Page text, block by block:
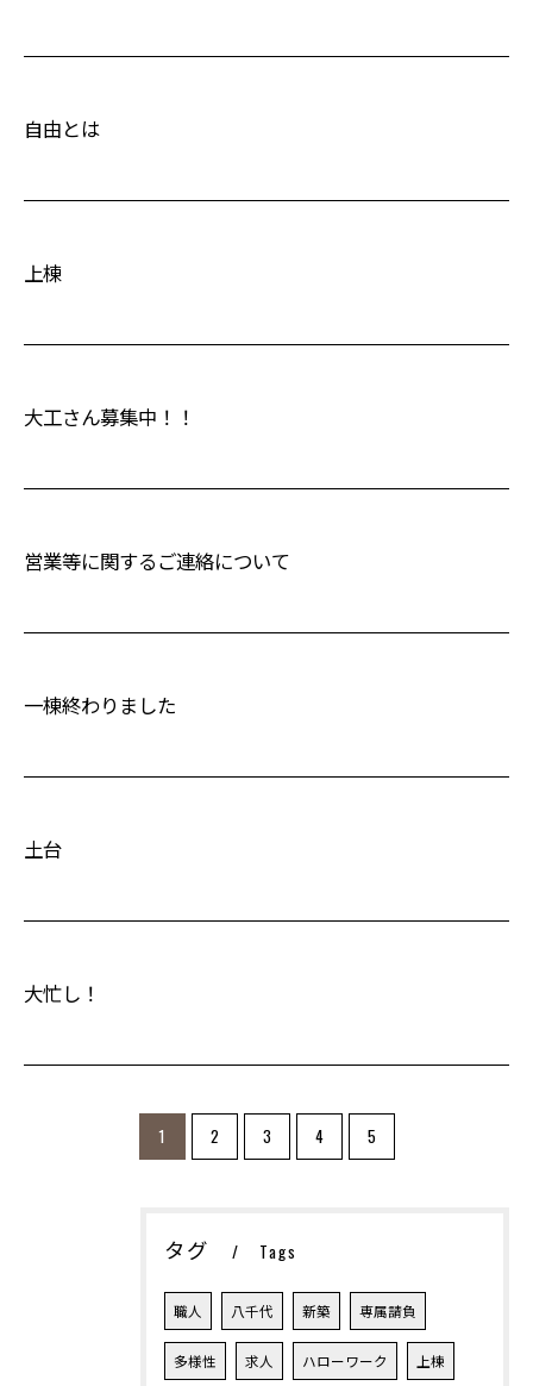
自由とは
上棟
大工さん募集中！！
営業等に関するご連絡について
一棟終わりました
土台
大忙し！
1 2 3 4 5
タグ Tags
職人 八千代 新築 専属請負
多様性 求人 ハローワーク 上棟
お問い合わせ・ご相談はこちら